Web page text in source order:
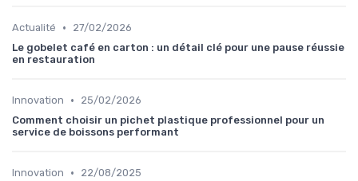
Actualité •
27/02/2026
Le gobelet café en carton : un détail clé pour une pause réussie
en restauration
Innovation •
25/02/2026
Comment choisir un pichet plastique professionnel pour un
service de boissons performant
Innovation •
22/08/2025